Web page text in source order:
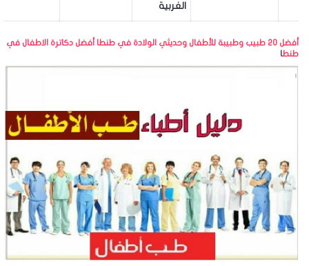
الغربية
أفضل 20 طبيب وطبيبة للأطفال وحديثي الولادة في طنطا أفضل دكاترة الاطفال في
طنطا